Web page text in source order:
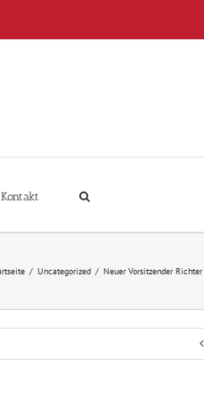
Kontakt
/ Uncategorized / Neuer Vorsitzender